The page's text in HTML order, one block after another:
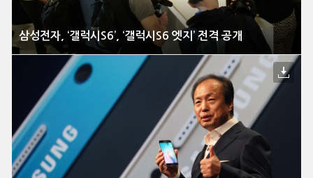
삼성전자, ‘갤럭시S6’, ‘갤럭시S6 엣지’ 전격 공개